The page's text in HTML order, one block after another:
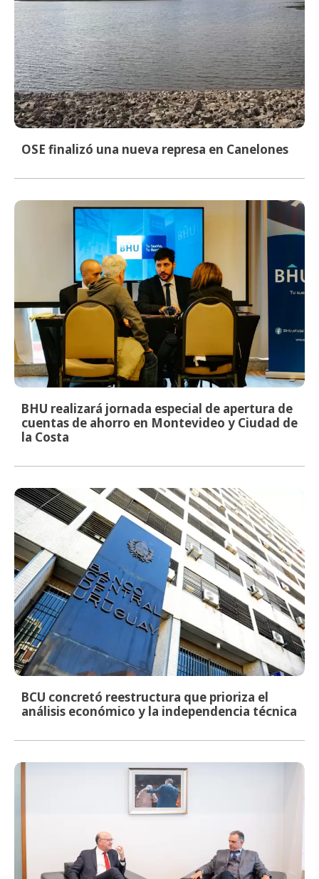
OSE finalizó una nueva represa en Canelones
BHU realizará jornada especial de apertura de
cuentas de ahorro en Montevideo y Ciudad de
la Costa
BCU concretó reestructura que prioriza el
análisis económico y la independencia técnica